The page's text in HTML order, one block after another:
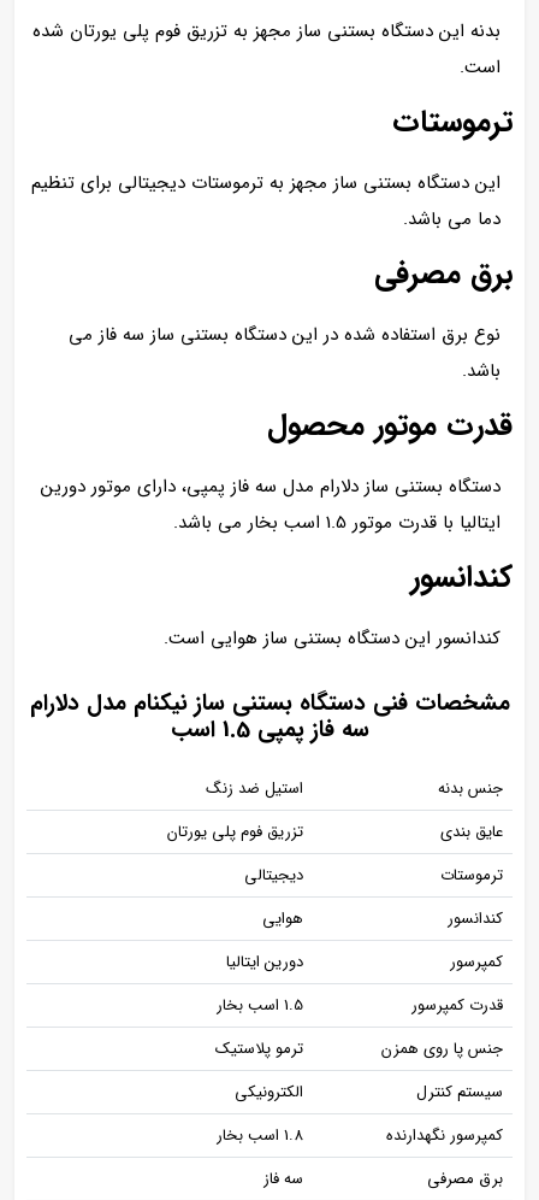
بدنه این دستگاه بستنی ساز مجهز به تزریق فوم پلی یورتان شده
است.
ترموستات
این دستگاه بستنی ساز مجهز به ترموستات دیجیتالی برای تنظیم
دما می باشد.
برق مصرفی
نوع برق استفاده شده در این دستگاه بستنی ساز سه فاز می
باشد.
قدرت موتور محصول
دستگاه بستنی ساز دلارام مدل سه فاز پمپی، دارای موتور دورین
ایتالیا با قدرت موتور 1.5 اسب بخار می باشد.
کندانسور
کندانسور این دستگاه بستنی ساز هوایی است.
مشخصات فنی دستگاه بستنی ساز نیکنام مدل دلارام
سه فاز پمپی 1.5 اسب
جنس بدنه
استیل ضد زنگ
عایق بندی
تزریق فوم پلی یورتان
ترموستات
دیجیتالی
کندانسور
هوایی
کمپرسور
دورین ایتالیا
قدرت کمپرسور
1.5 اسب بخار
جنس پا روی همزن
ترمو پلاستیک
سیستم کنترل
الکترونیکی
کمپرسور نگهدارنده
1.8 اسب بخار
برق مصرفی
سه فاز